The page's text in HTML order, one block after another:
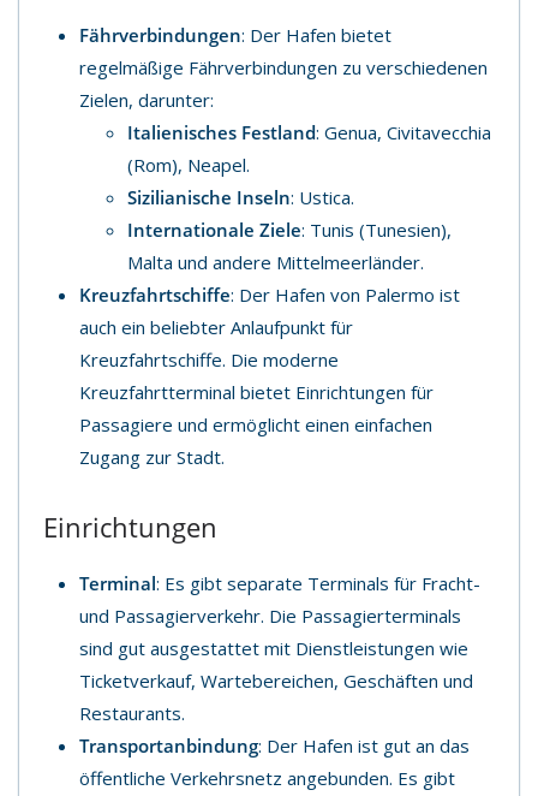
Fährverbindungen: Der Hafen bietet
regelmäßige Fährverbindungen zu verschiedenen
Zielen, darunter:
Italienisches Festland: Genua, Civitavecchia
(Rom), Neapel.
Sizilianische Inseln: Ustica.
Internationale Ziele: Tunis (Tunesien),
Malta und andere Mittelmeerländer.
Kreuzfahrtschiffe: Der Hafen von Palermo ist
auch ein beliebter Anlaufpunkt für
Kreuzfahrtschiffe. Die moderne
Kreuzfahrtterminal bietet Einrichtungen für
Passagiere und ermöglicht einen einfachen
Zugang zur Stadt.
Einrichtungen
Terminal: Es gibt separate Terminals für Fracht-
und Passagierverkehr. Die Passagierterminals
sind gut ausgestattet mit Dienstleistungen wie
Ticketverkauf, Wartebereichen, Geschäften und
Restaurants.
Transportanbindung: Der Hafen ist gut an das
öffentliche Verkehrsnetz angebunden. Es gibt